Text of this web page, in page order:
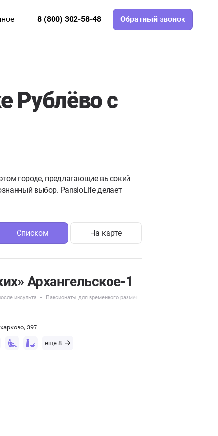
8 (800) 302-58-48 Обратный звонок
Рублёво с
городе, предлагающие высокий
выбор. PansioLife делает
Списком На карте
Архангельское-1
инсульта Пансионаты для временного размещения
397
еще 8